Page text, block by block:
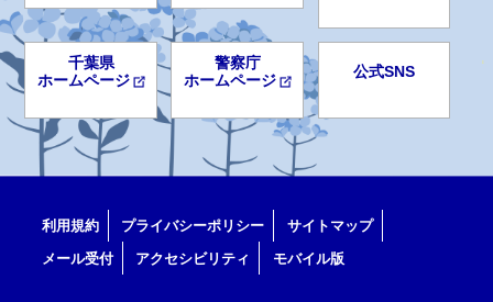
千葉県
ホームページ
警察庁
ホームページ
公式SNS
利用規約 プライバシーポリシー
サイトマップ
メール受付
アクセシビリティ モバイル版